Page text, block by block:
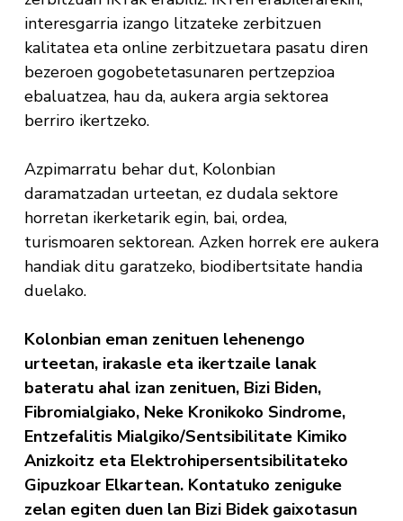
interesgarria izango litzateke zerbitzuen
kalitatea eta online zerbitzuetara pasatu diren
bezeroen gogobetetasunaren pertzepzioa
ebaluatzea, hau da, aukera argia sektorea
berriro ikertzeko.
Azpimarratu behar dut, Kolonbian
daramatzadan urteetan, ez dudala sektore
horretan ikerketarik egin, bai, ordea,
turismoaren sektorean. Azken horrek ere aukera
handiak ditu garatzeko, biodibertsitate handia
duelako.
Kolonbian eman zenituen lehenengo
urteetan, irakasle eta ikertzaile lanak
bateratu ahal izan zenituen, Bizi Biden,
Fibromialgiako, Neke Kronikoko Sindrome,
Entzefalitis Mialgiko/Sentsibilitate Kimiko
Anizkoitz eta Elektrohipersentsibilitateko
Gipuzkoar Elkartean. Kontatuko zeniguke
zelan egiten duen lan Bizi Bidek gaixotasun